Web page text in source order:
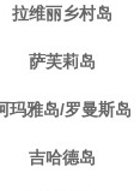
拉维丽乡村岛
萨芙莉岛
玛雅岛/罗曼斯岛
吉哈德岛